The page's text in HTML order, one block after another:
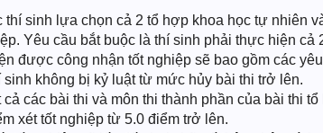
thí sinh lựa chọn cả 2 tổ hợp khoa học tự nhiên
Yêu cầu bắt buộc là thí sinh phải thực hiện
được công nhận tốt nghiệp sẽ bao gồm các
sinh không bị kỷ luật từ mức hủy bài thi trở lên.
cả các bài thi và môn thi thành phần của bài thi
xét tốt nghiệp từ 5.0 điểm trở lên.